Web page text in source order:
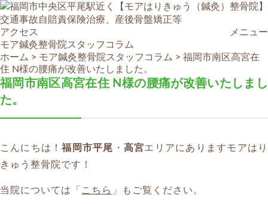
アクセス
メニュー
モア鍼灸整骨院スタッフコラム
ホーム > モア鍼灸整骨院スタッフコラム > 福岡市南区高宮在
住 N様の腰痛が改善いたしました。
福岡市南区高宮在住 N様の腰痛が改善いたしまし
た。
こんにちは！福岡市平尾 ・ 高宮エリアにありますモアはり
きゅう整骨院です！
当院については「 こちら 」もご覧ください。